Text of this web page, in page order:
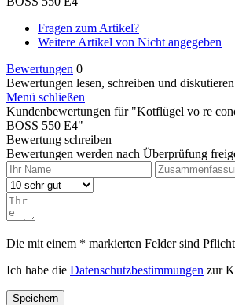
Fragen zum Artikel?
Weitere Artikel von Nicht angegeben
Bewertungen 0
Bewertungen lesen, schreiben und
Menü schließen
Kundenbewertungen für "Kotflügel vo re
BOSS 550 E4"
Bewertung schreiben
Bewertungen werden nach Überprüfung
Die mit einem * markierten Felder sind
Ich habe die Datenschutzbestimmungen zur
Speichern